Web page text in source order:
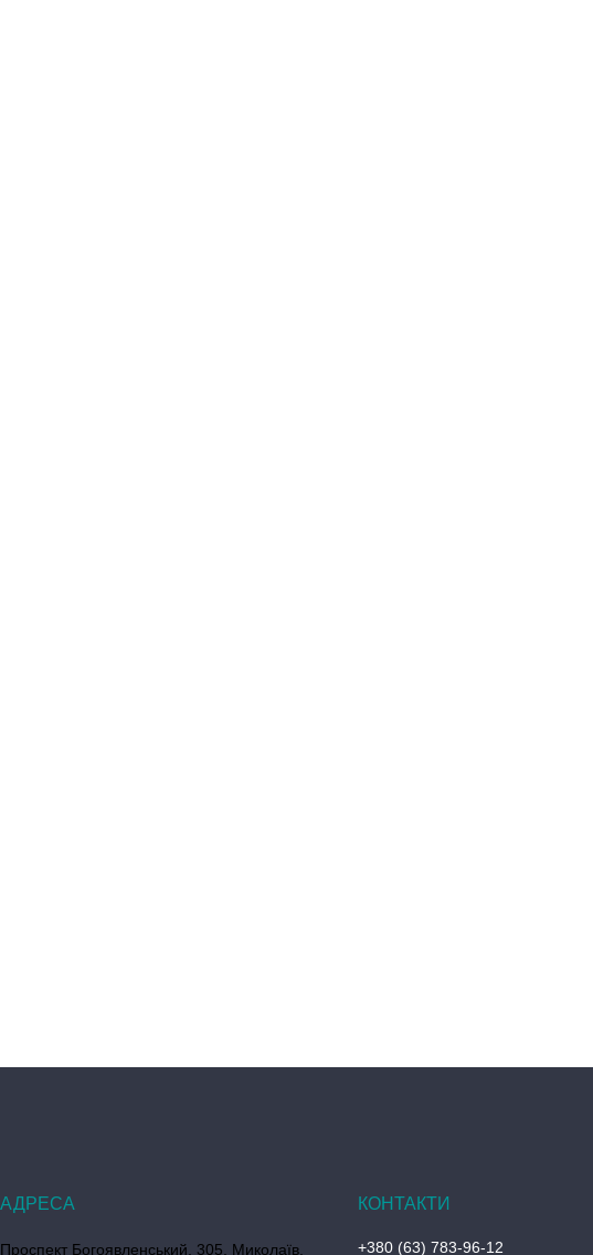
Проспект Богоявленський, 305, Миколаїв, +380 (63) 783-96-12